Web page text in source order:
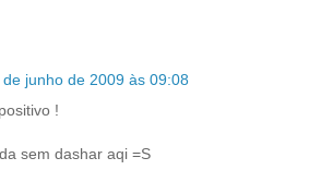
de junho de 2009 às 09:08
!
sem dashar aqi =S